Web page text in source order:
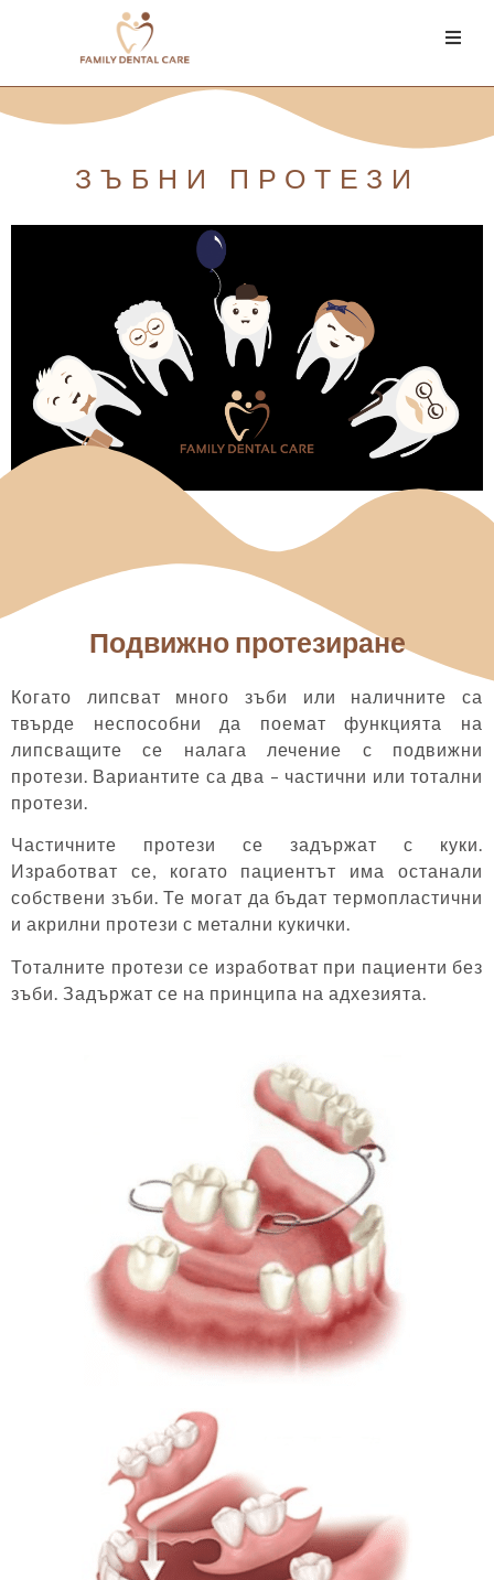
ЗЪБНИ ПРОТЕЗИ
Подвижно протезиране
Когато липсват много зъби или наличните са
твърде неспособни да поемат функцията на
липсващите се налага лечение с подвижни
протези. Вариантите са два – частични или тотални
протези.
Частичните протези се задържат с куки.
Изработват се, когато пациентът има останали
собствени зъби. Те могат да бъдат термопластични
и акрилни протези с метални кукички.
Тоталните протези се изработват при пациенти без
зъби. Задържат се на принципа на адхезията.